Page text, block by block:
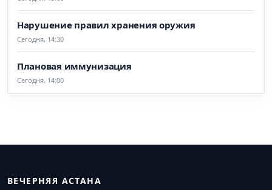
Нарушение правил хранения оружия
Сегодня, 14:30
Плановая иммунизация
Сегодня, 14:00
ВЕЧЕРНЯЯ АСТАНА